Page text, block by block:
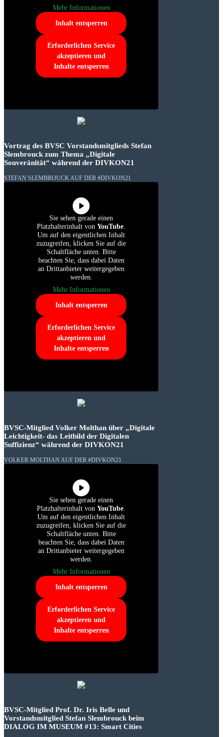
Mehr Informationen
Inhalt entsperren
Erforderlichen Service
akzeptieren und
Inhalte entsperren
Vortrag des BVSC Vorstandsmitglieds Stefan
Slembrouck zum Thema „Digitale
Souveränität“ während der DIVKON21
STEFAN SLEMBROUCK AUF DER #DIVKON21
Sie sehen gerade einen
Platzhalterinhalt von YouTube.
Um auf den eigentlichen Inhalt
zuzugreifen, klicken Sie auf die
Schaltfläche unten. Bitte
beachten Sie, dass dabei Daten
an Drittanbieter weitergegeben
werden.
Mehr Informationen
Inhalt entsperren
Erforderlichen Service
akzeptieren und
Inhalte entsperren
BVSC-Mitglied Volker Molthan über „Digitale
Leichtigkeit- das Leitbild der Digitalen
Suffizienz“ während der DIVKON21
VOLKER MOLTHAN AUF DER #DIVKON21
Sie sehen gerade einen
Platzhalterinhalt von YouTube.
Um auf den eigentlichen Inhalt
zuzugreifen, klicken Sie auf die
Schaltfläche unten. Bitte
beachten Sie, dass dabei Daten
an Drittanbieter weitergegeben
werden.
Mehr Informationen
Inhalt entsperren
Erforderlichen Service
akzeptieren und
Inhalte entsperren
BVSC-Mitglied Prof. Dr. Iris Belle und
Vorstandsmitglied Stefan Slembrouck beim
DIALOG IM MUSEUM #13: Smart Cities